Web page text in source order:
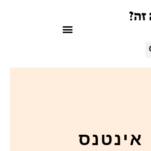
אינטנס